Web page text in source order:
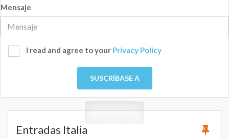
Mensaje
I read and agree to your Privacy Policy
SUSCRÍBASE A
Entradas Italia